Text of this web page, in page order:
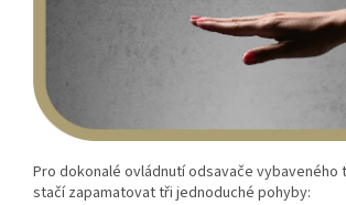
Pro dokonalé ovládnutí odsavače vybaveného
stačí zapamatovat tři jednoduché pohyby: